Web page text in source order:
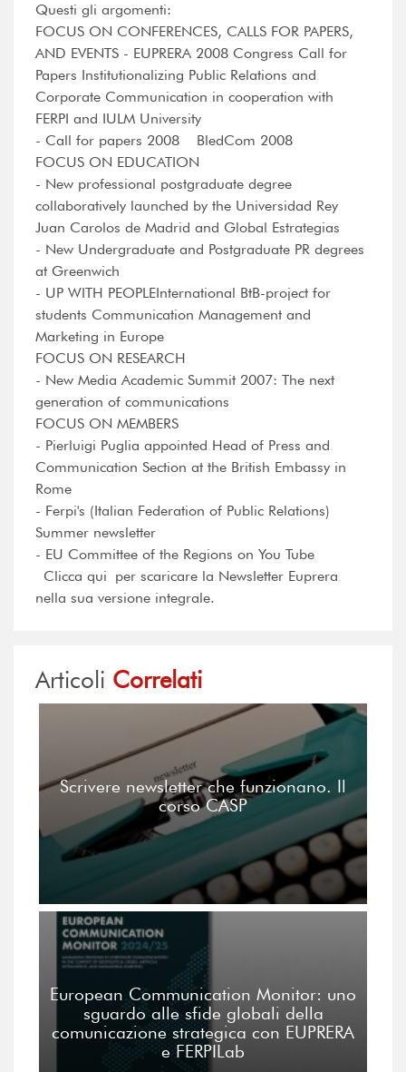
Questi gli argomenti:
FOCUS ON CONFERENCES, CALLS FOR PAPERS,
AND EVENTS - EUPRERA 2008 Congress Call for
Papers Institutionalizing Public Relations and
Corporate Communication in cooperation with
FERPI and IULM University
- Call for papers 2008 BledCom 2008
FOCUS ON EDUCATION
- New professional postgraduate degree
collaboratively launched by the Universidad Rey
Juan Carolos de Madrid and Global Estrategias
- New Undergraduate and Postgraduate PR degrees
at Greenwich
- UP WITH PEOPLEInternational BtB-project for
students Communication Management and
Marketing in Europe
FOCUS ON RESEARCH
- New Media Academic Summit 2007: The next
generation of communications
FOCUS ON MEMBERS
- Pierluigi Puglia appointed Head of Press and
Communication Section at the British Embassy in
Rome
- Ferpi's (Italian Federation of Public Relations)
Summer newsletter
- EU Committee of the Regions on You Tube
Clicca qui per scaricare la Newsletter Euprera
nella sua versione integrale.
Articoli Correlati
Scrivere newsletter che funzionano. Il
corso CASP
European Communication Monitor: uno
sguardo alle sfide globali della
comunicazione strategica con EUPRERA
e FERPILab